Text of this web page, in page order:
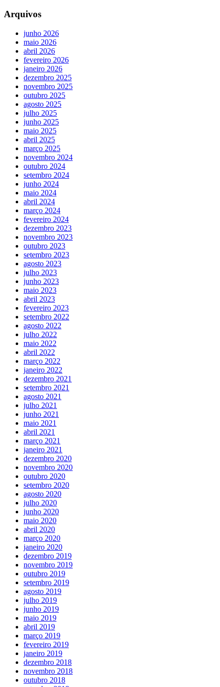
Arquivos
junho 2026
maio 2026
abril 2026
fevereiro 2026
janeiro 2026
dezembro 2025
novembro 2025
outubro 2025
agosto 2025
julho 2025
junho 2025
maio 2025
abril 2025
março 2025
novembro 2024
outubro 2024
setembro 2024
junho 2024
maio 2024
abril 2024
março 2024
fevereiro 2024
dezembro 2023
novembro 2023
outubro 2023
setembro 2023
agosto 2023
julho 2023
junho 2023
maio 2023
abril 2023
fevereiro 2023
setembro 2022
agosto 2022
julho 2022
maio 2022
abril 2022
março 2022
janeiro 2022
dezembro 2021
setembro 2021
agosto 2021
julho 2021
junho 2021
maio 2021
abril 2021
março 2021
janeiro 2021
dezembro 2020
novembro 2020
outubro 2020
setembro 2020
agosto 2020
julho 2020
junho 2020
maio 2020
abril 2020
março 2020
janeiro 2020
dezembro 2019
novembro 2019
outubro 2019
setembro 2019
agosto 2019
julho 2019
junho 2019
maio 2019
abril 2019
março 2019
fevereiro 2019
janeiro 2019
dezembro 2018
novembro 2018
outubro 2018